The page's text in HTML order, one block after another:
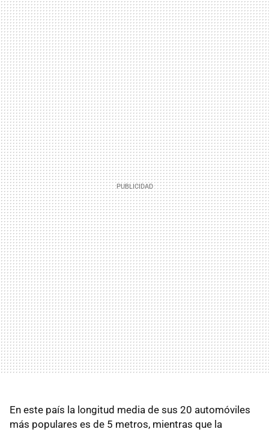
En este país la longitud media de sus 20 automóviles
más populares es de 5 metros, mientras que la